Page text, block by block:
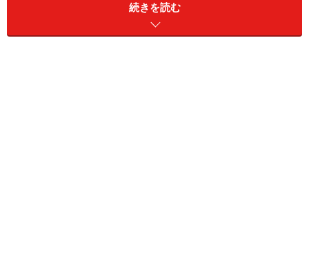
原付二種の車両販売台数の伸びを背景に、メーカーは沢
山の車種を出してきています。なぜ今、原付二種が人気
続きを読む